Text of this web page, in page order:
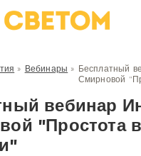
» Вебинары » Бесплатный
Смирновой
вебинар
"Простота в